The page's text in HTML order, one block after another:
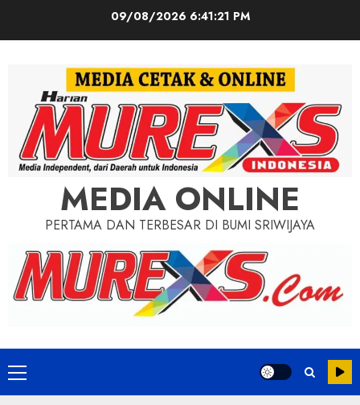
09/08/2026 6:41:23 PM
MEDIA ONLINE
PERTAMA DAN TERBESAR DI BUMI SRIWIJAYA
Primary
Menu